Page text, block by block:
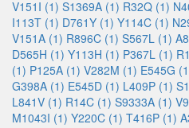
V151I (1) S1369A (1) R32Q (1)
I113T (1) D761Y (1) Y114C (1)
V151A (1) R896C (1) S567L (1)
D565H (1) Y113H (1) P367L (1)
(1) P125A (1) V282M (1) E545G
G398A (1) E545D (1) L409P (1)
L841V (1) R14C (1) S9333A (1)
M1043I (1) Y220C (1) T416P (1)